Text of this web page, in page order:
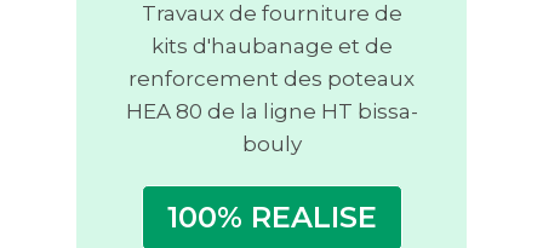
Travaux de fourniture de
kits d'haubanage et de
renforcement des poteaux
HEA 80 de la ligne HT bissa-
bouly
100% REALISE